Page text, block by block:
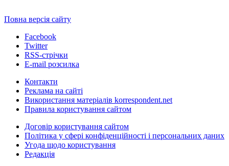
Повна версія сайту
Facebook
Twitter
RSS-стрічки
E-mail розсилка
Контакти
Реклама на сайті
Використання матеріалів korrespondent.net
Правила користування сайтом
Договір користування сайтом
Політика у сфері конфіденційності і персональних даних
Угода щодо користування
Редакція